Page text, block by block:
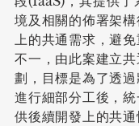
境及相關的佈署架
上的共通需求，避
不一，由此案建立
劃，目標是為了透
進行細部分工後，
供後續開發上的共